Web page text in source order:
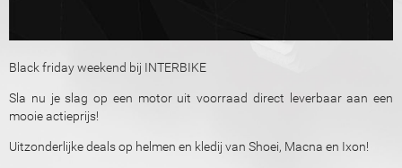
Black friday weekend bij INTERBIKE
Sla nu je slag op een motor uit voorraad direct leverbaar aan een
mooie actieprijs!
Uitzonderlijke deals op helmen en kledij van Shoei, Macna en Ixon!